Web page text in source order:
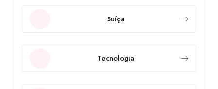
Suíça
Tecnologia